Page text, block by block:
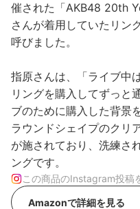
催された「AKB48 20th
さんが着用していたリン
呼びました。
指原さんは、「ライブ中
リングを購入してずっと
ブのために購入した背景
ラウンドシェイプのクリ
が施されており、洗練さ
ングです。
この商品のInstagram投稿
Amazonで詳細を見る